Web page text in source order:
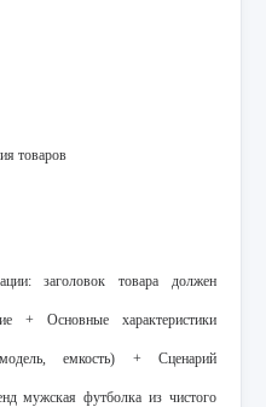
товаров
заголовок товара должен
+ Основные характеристики
емкость) + Сценарий
мужская футболка из чистого